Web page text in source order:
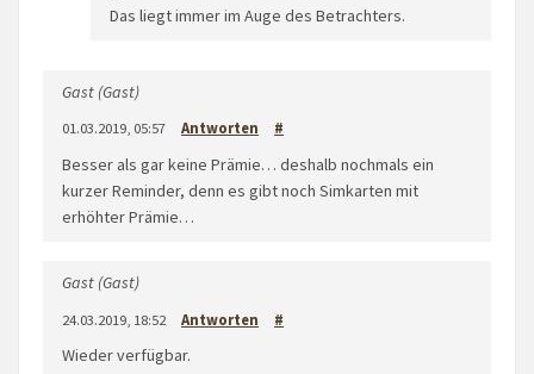
Das liegt immer im Auge des Betrachters.
Gast (Gast)
01.03.2019, 05:57 Antworten #
Besser als gar keine Prämie… deshalb nochmals ein
kurzer Reminder, denn es gibt noch Simkarten mit
erhöhter Prämie…
Gast (Gast)
24.03.2019, 18:52 Antworten #
Wieder verfügbar.